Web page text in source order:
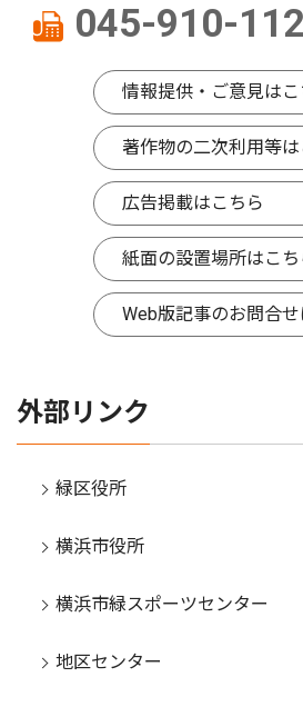
045-910-
情報提供・ご意見はこ
著作物の二次利用等は
広告掲載はこちら
紙面の設置場所はこち
Web版記事のお問合
外部リンク
緑区役所
横浜市役所
横浜市緑スポーツセンター
地区センター